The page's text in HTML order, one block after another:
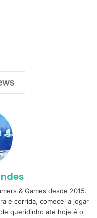
& Games desde 2015.
e corrida, comecei a jogar
queridinho até hoje é o